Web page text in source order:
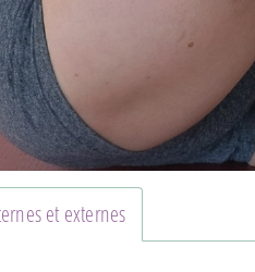
et externes